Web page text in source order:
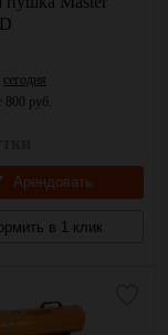
сегодня
800 руб.
Арендовать
в 1 клик